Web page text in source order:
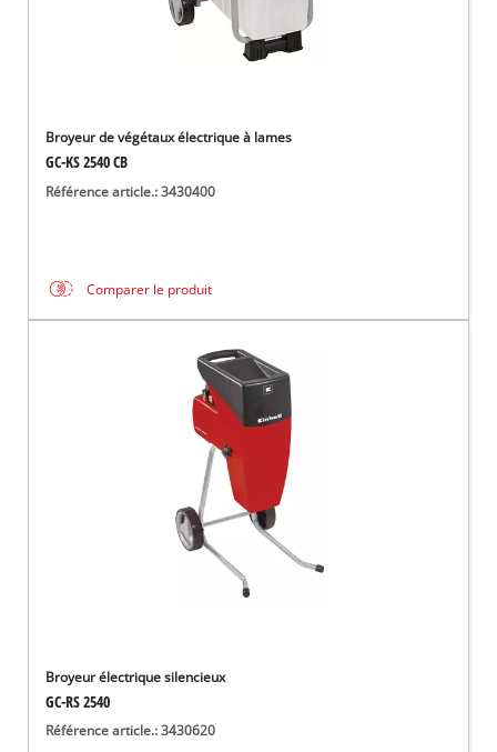
Broyeur de végétaux électrique à lames
GC-KS 2540 CB
Référence article.: 3430400
Comparer le produit
Broyeur électrique silencieux
GC-RS 2540
Référence article.: 3430620